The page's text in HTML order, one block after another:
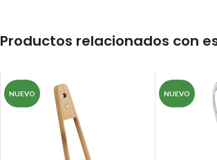
Productos relacionados con
NUEVO NUEVO